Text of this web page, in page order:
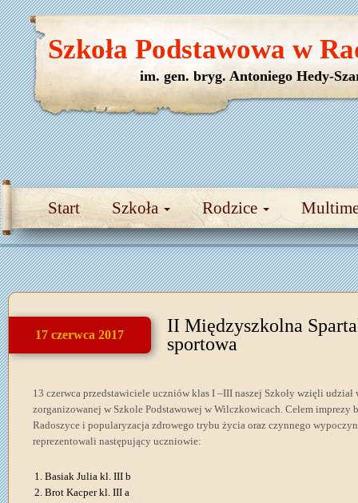
Start Szkoła Rodzice
Szkoła Podstawowa w
im. gen. bryg. Antoniego Hedy-
17 czerwca 2017
II Międzyszkolna
sportowa
13 czerwca przedstawiciele uczniów klas I –III naszej Szkoły wzięli
zorganizowanej w Szkole Podstawowej w Wilczkowicach. Celem imprezy
Radoszyce i popularyzacja zdrowego trybu życia oraz czynnego
reprezentowali następujący uczniowie:
Basiak Julia kl. III b
Brot Kacper kl. III a